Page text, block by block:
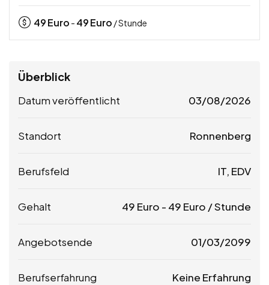
49Euro - 49Euro / Stunde
Überblick
Datum veröffentlicht 03/08/2026
Standort Ronnenberg
Berufsfeld IT, EDV
Gehalt 49 Euro - 49 Euro / Stunde
Angebotsende 01/03/2099
Berufserfahrung Keine Erfahrung